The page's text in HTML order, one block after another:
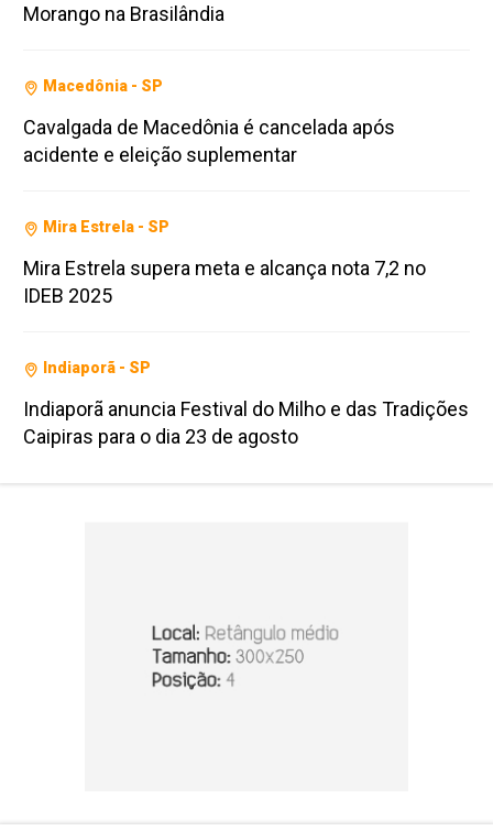
Morango na Brasilândia
Macedônia - SP
Cavalgada de Macedônia é cancelada após
acidente e eleição suplementar
Mira Estrela - SP
Mira Estrela supera meta e alcança nota 7,2 no
IDEB 2025
Indiaporã - SP
Indiaporã anuncia Festival do Milho e das Tradições
Caipiras para o dia 23 de agosto